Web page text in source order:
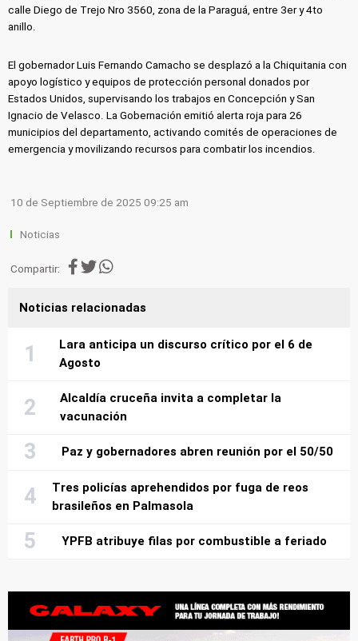
calle Diego de Trejo Nro 3560, zona de la Paraguá, entre 3er y 4to
anillo.
El gobernador Luis Fernando Camacho se desplazó a la Chiquitania con
apoyo logístico y equipos de protección personal donados por
Estados Unidos, supervisando los trabajos en Concepción y San
Ignacio de Velasco. La Gobernación emitió alerta roja para 26
municipios del departamento, activando comités de operaciones de
emergencia y movilizando recursos para combatir los incendios.
10 de Septiembre de 2025 09:25 am
Noticias
Compartir:
Noticias relacionadas
Lara anticipa un discurso crítico por el 6 de
Agosto
Alcaldía cruceña invita a completar la
vacunación
Paz y gobernadores abren reunión por el 50/50
Tres policías aprehendidos por fuga de reos
brasileños en Palmasola
YPFB atribuye filas por combustible a feriado